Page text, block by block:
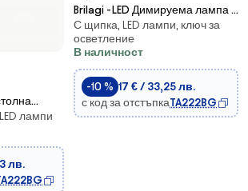
5V
лампи
лв.
Brilagi -LED Димируема лампа с
щипка ORBELA LED/8W/5V
3000/4000/5000K черна
С щипка, LED лампи, ключ за
осветление
В наличност
-10 % 17 € / 33,25 лв.
с код за отстъпкаTA222BG